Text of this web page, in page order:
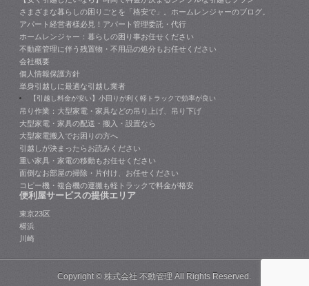
さまざまな暮らしの困りごとを「格安で」。ホームレンジャーのブログ。
アパート経営者様必見！アパート管理委託・代行
ホームレンジャー：暮らしの困り事お任せください
不動産管理に伴う残置物・不用品の処分もお任せください
会社概要
個人情報保護方針
単身引越しに最適な引越し業者
【引越し料金が安い】小回りが利く軽トラックで効率が良い
吊り作業：大型家電・家具などの吊り上げ、吊り下げ
大型家電・家具の配送・搬入・設置なら
大型家電搬入でお困りの方へ
引越しが決まったらお読みください
重い家具・家電の移動もお任せください
面倒なお部屋の掃除・片付け、お任せください
コピー機・複合機の運搬も軽トラックで料金が格安
便利屋サービスの提供エリア
東京23区
横浜
川崎
Copyright ©株式会社 不動管理 All Rights Reserved.